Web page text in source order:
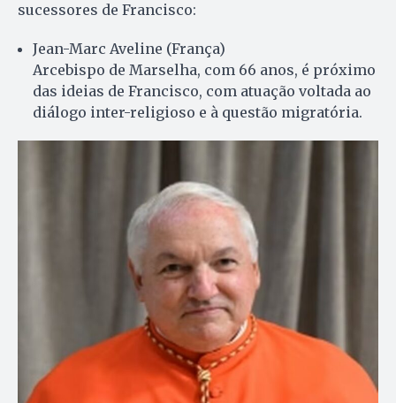
sucessores de Francisco:
Jean-Marc Aveline (França)
Arcebispo de Marselha, com 66 anos, é próximo
das ideias de Francisco, com atuação voltada ao
diálogo inter-religioso e à questão migratória.